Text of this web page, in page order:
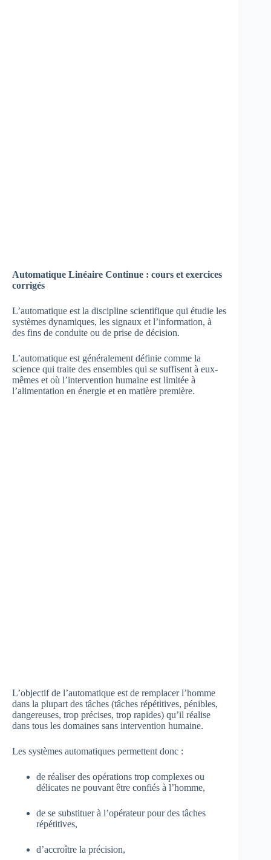
Automatique Linéaire Continue : cours et exercices
corrigés
L’automatique est la discipline scientifique qui étudie les
systèmes dynamiques, les signaux et l’information, à
des fins de conduite ou de prise de décision.
L’automatique est généralement définie comme la
science qui traite des ensembles qui se suffisent à eux-
mêmes et où l’intervention humaine est limitée à
l’alimentation en énergie et en matière première.
L’objectif de l’automatique est de remplacer l’homme
dans la plupart des tâches (tâches répétitives, pénibles,
dangereuses, trop précises, trop rapides) qu’il réalise
dans tous les domaines sans intervention humaine.
Les systèmes automatiques permettent donc :
de réaliser des opérations trop complexes ou
délicates ne pouvant être confiés à l’homme,
de se substituer à l’opérateur pour des tâches
répétitives,
d’accroître la précision,